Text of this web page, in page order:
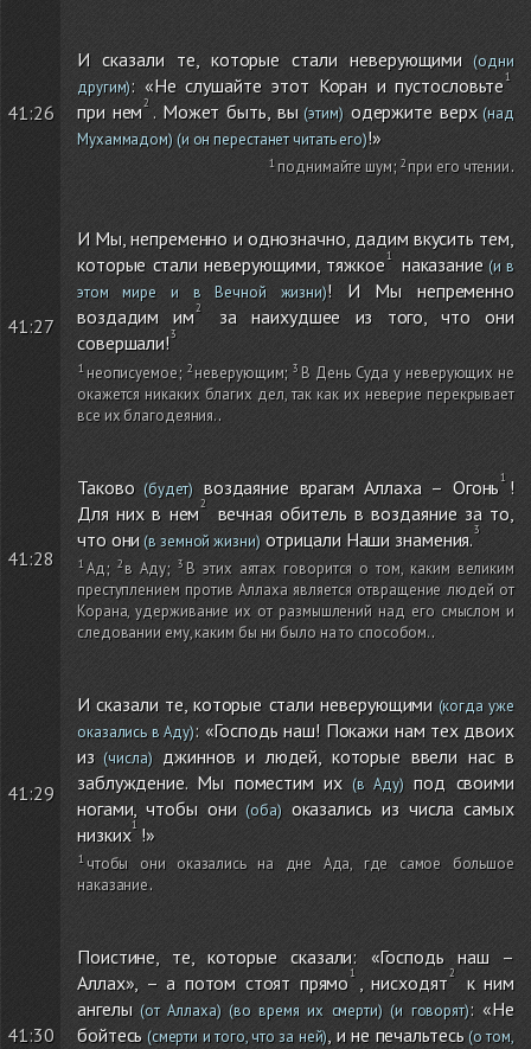
41:26
И сказали те, которые стали неверующими (одни
другим): «Не слушайте этот Коран и пустословьте
при нем . Может быть, вы(этим)одержите верх(над
Мухаммадом)(и он перестанет читать его)!»
поднимайте шум; при его чтении.
41:27
И Мы, непременно и однозначно, дадим вкусить тем,
которые стали неверующими, тяжкое
наказание(и в
этом мире и в Вечной жизни)! И Мы непременно
воздадим им
за наихудшее из того, что они
совершали!
неописуемое; неверующим;
В День Суда у неверующих не
окажется никаких благих дел, так как их неверие перекрывает
все их благодеяния..
41:28
Таково(будет) воздаяние врагам Аллаха – Огонь !
Для них в нем
вечная обитель в воздаяние за то,
что они (в земной жизни)отрицали Наши знамения.
Ад; в Аду;
В этих аятах говорится о том, каким великим
преступлением против Аллаха является отвращение людей от
Корана, удерживание их от размышлений над его смыслом и
следовании ему, каким бы ни было на то способом..
41:29
И сказали те, которые стали неверующими (когда уже
оказались в Аду): «Господь наш! Покажи нам тех двоих
из(числа)джиннов и людей, которые ввели нас в
заблуждение. Мы поместим их(в Аду)под своими
ногами, чтобы они(оба)оказались из числа самых
низких !»
чтобы они оказались на дне Ада, где самое большое
наказание.
41:30
Поистине, те, которые сказали: «Господь наш –
Аллах», – а потом стоят прямо
, нисходят
к ним
ангелы(от Аллаха)(во время их смерти)(и говорят): «Не
бойтесь (смерти и того, что за ней) , и не печальтесь(о том,